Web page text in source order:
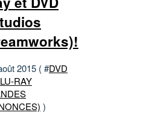
2015 ( #DVD
RAY
)